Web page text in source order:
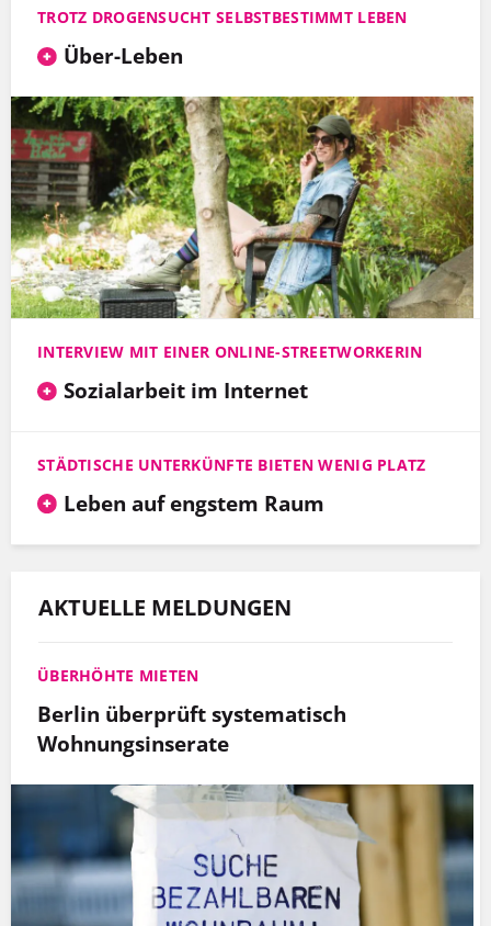
TROTZ DROGENSUCHT SELBSTBESTIMMT LEBEN
Über-Leben
INTERVIEW MIT EINER ONLINE-STREETWORKERIN
Sozialarbeit im Internet
STÄDTISCHE UNTERKÜNFTE BIETEN WENIG PLATZ
Leben auf engstem Raum
AKTUELLE MELDUNGEN
ÜBERHÖHTE MIETEN
Berlin überprüft systematisch
Wohnungsinserate